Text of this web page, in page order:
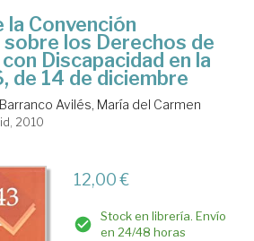
la Convención
los Derechos de
Discapacidad en la
de 14 de diciembre
Barranco Avilés, María del Carmen
2010
12,00 €
Stock en librería. Envío
en 24/48 horas